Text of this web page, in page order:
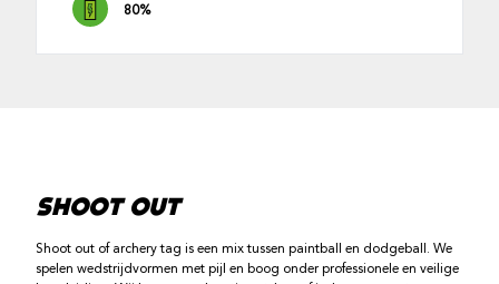
80%
SHOOT OUT
Shoot out of archery tag is een mix tussen paintball en dodgeball. We
spelen wedstrijdvormen met pijl en boog onder professionele en veilige